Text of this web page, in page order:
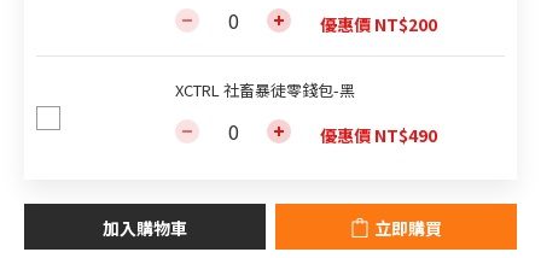
優惠價 NT$200
XCTRL 社畜暴徒零錢包-黑
優惠價 NT$490
加入購物車 立即購買